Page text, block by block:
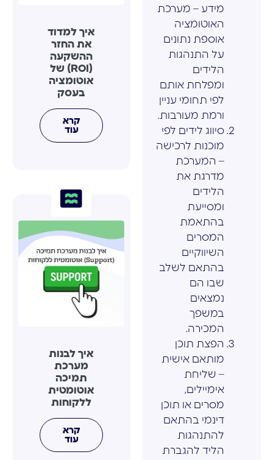
מידע – מערכת
האוטומציה
אוספת נתונים
על התנהגות
הלידים
ומפלחת אותם
לפי תחומי עניין
ורמת מעורבות.
סיווג לידים לפי
מוכנות לרכישה
– המערכת
מדרגת את
הלידים
ומסייעת
בהתאמת
המסרים
השיווקיים
בהתאם לשלב
שבו הם
נמצאים
במשפך
המכירה.
הפצת תוכן
מותאם אישית
– שליחת
אימיילים,
מסרים או תוכן
דינמי בהתאם
להתנהגות
הליד להגברת
איך למדוד
את החזר
ההשקעה
(ROI) של
אוטומציה
בעסק
קרא
עוד
איך לבנות
מערכת
תמיכה
אוטומטית
ללקוחות
קרא
עוד